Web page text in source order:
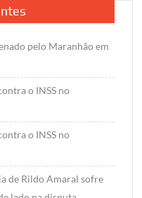
pelo Maranhão em
o INSS no
o INSS no
de Rildo Amaral sofre